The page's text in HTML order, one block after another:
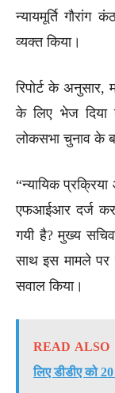
न्यायमूर्ति
व्यक्त किया।
रिपोर्ट के अनुसार,
के लिए भेज
लोकसभा चुनाव के
“न्यायिक
एफआईआर दर्ज
गयी है? मुख्य
साथ इस मामले पर
सवाल किया।
READ ALSO
लिए डीडीए को